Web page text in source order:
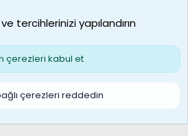
S
tercihlerinizi yapılandırın
çerezleri kabul et
çerezleri reddedin